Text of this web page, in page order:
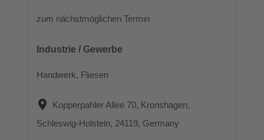
zum nächstmöglichen Termin
Industrie / Gewerbe
Handwerk, Fliesen
Kopperpahler Allee 70, Kronshagen,
Schleswig-Holstein, 24119, Germany